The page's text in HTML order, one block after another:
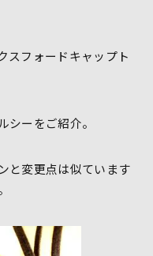
スフォードキャップト
ーをご紹介。
と変更点は似ています